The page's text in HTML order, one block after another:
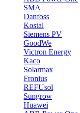
SMA
Danfoss
Kostal
Siemens PV
GoodWe
Victron Energy
Kaco
Solarmax
Fronius
REFUsol
Sungrow
Huawei